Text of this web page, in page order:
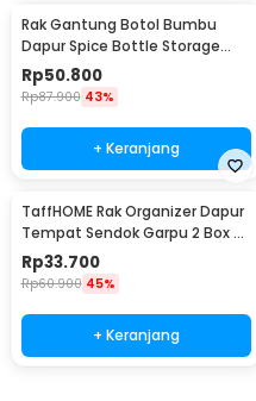
Rak Gantung Botol Bumbu
Dapur Spice Bottle Storage
Rack 3 Slot - E2006
Rp50.800
Rp87.900 43%
+ Keranjang
TaffHOME Rak Organizer Dapur
Tempat Sendok Garpu 2 Box -
LL251
Rp33.700
Rp60.900 45%
+ Keranjang